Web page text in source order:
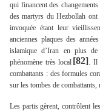
qui financent des
des martyrs du Hezbollah ont
invoquée étant leur
anciennes plaques des
islamique d’Iran en plus
phénomène très local [82]. Il
combattants : des formules
sur les tombes de combattants,
Les partis gèrent, contrôlent